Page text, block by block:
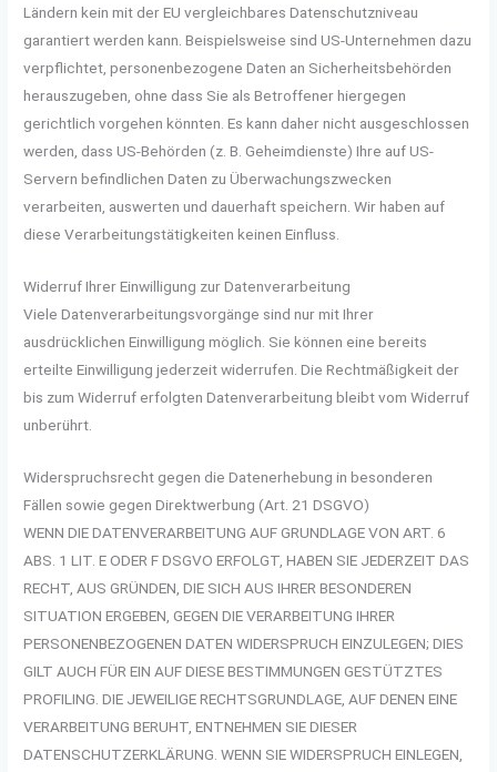
Ländern kein mit der EU vergleichbares Datenschutzniveau
garantiert werden kann. Beispielsweise sind US-Unternehmen dazu
verpflichtet, personenbezogene Daten an Sicherheitsbehörden
herauszugeben, ohne dass Sie als Betroffener hiergegen
gerichtlich vorgehen könnten. Es kann daher nicht ausgeschlossen
werden, dass US-Behörden (z. B. Geheimdienste) Ihre auf US-
Servern befindlichen Daten zu Überwachungszwecken
verarbeiten, auswerten und dauerhaft speichern. Wir haben auf
diese Verarbeitungstätigkeiten keinen Einfluss.
Widerruf Ihrer Einwilligung zur Datenverarbeitung
Viele Datenverarbeitungsvorgänge sind nur mit Ihrer
ausdrücklichen Einwilligung möglich. Sie können eine bereits
erteilte Einwilligung jederzeit widerrufen. Die Rechtmäßigkeit der
bis zum Widerruf erfolgten Datenverarbeitung bleibt vom Widerruf
unberührt.
Widerspruchsrecht gegen die Datenerhebung in besonderen
Fällen sowie gegen Direktwerbung (Art. 21 DSGVO)
WENN DIE DATENVERARBEITUNG AUF GRUNDLAGE VON ART. 6
ABS. 1 LIT. E ODER F DSGVO ERFOLGT, HABEN SIE JEDERZEIT DAS
RECHT, AUS GRÜNDEN, DIE SICH AUS IHRER BESONDEREN
SITUATION ERGEBEN, GEGEN DIE VERARBEITUNG IHRER
PERSONENBEZOGENEN DATEN WIDERSPRUCH EINZULEGEN; DIES
GILT AUCH FÜR EIN AUF DIESE BESTIMMUNGEN GESTÜTZTES
PROFILING. DIE JEWEILIGE RECHTSGRUNDLAGE, AUF DENEN EINE
VERARBEITUNG BERUHT, ENTNEHMEN SIE DIESER
DATENSCHUTZERKLÄRUNG. WENN SIE WIDERSPRUCH EINLEGEN,